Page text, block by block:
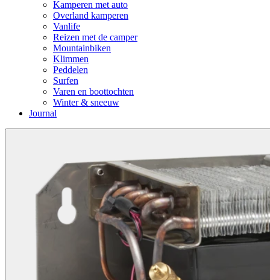
Kamperen met auto
Overland kamperen
Vanlife
Reizen met de camper
Mountainbiken
Klimmen
Peddelen
Surfen
Varen en boottochten
Winter & sneeuw
Journal